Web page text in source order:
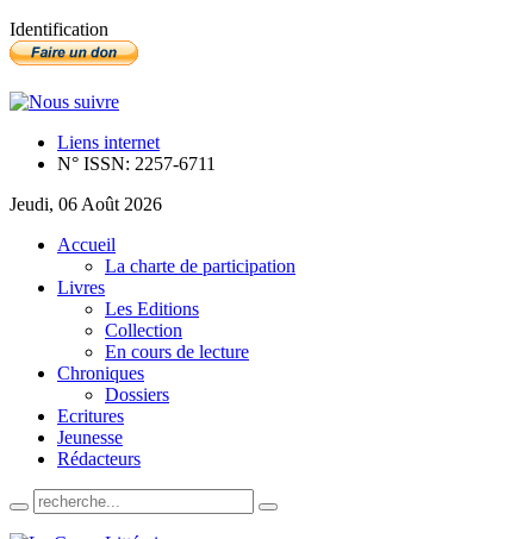
Identification
Liens internet
N° ISSN: 2257-6711
Jeudi, 06 Août 2026
Accueil
La charte de participation
Livres
Les Editions
Collection
En cours de lecture
Chroniques
Dossiers
Ecritures
Jeunesse
Rédacteurs